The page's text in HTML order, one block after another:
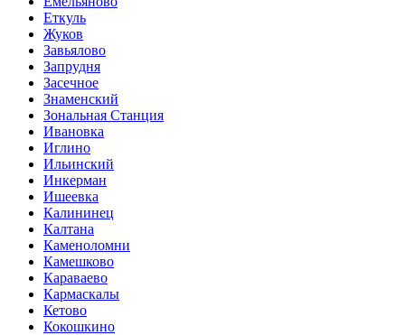
Еткуль
Жуков
Завьялово
Запрудня
Засечное
Знаменский
Зональная Станция
Ивановка
Иглино
Ильинский
Инкерман
Ишеевка
Калининец
Калтана
Каменоломни
Камешково
Караваево
Кармаскалы
Кетово
Кокошкино